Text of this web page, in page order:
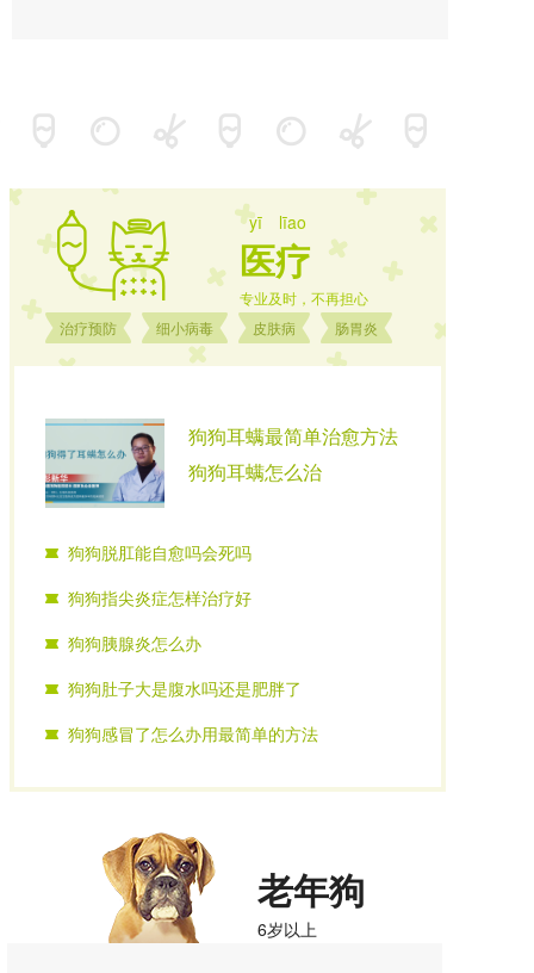
yī līao
医疗
专业及时，不再担心
治疗预防
细小病毒 皮肤病 肠胃炎
狗狗耳螨最简单治愈方法
狗狗耳螨怎么治
狗狗脱肛能自愈吗会死吗
狗狗指尖炎症怎样治疗好
狗狗胰腺炎怎么办
狗狗肚子大是腹水吗还是肥胖了
狗狗感冒了怎么办用最简单的方法
老年狗
6岁以上